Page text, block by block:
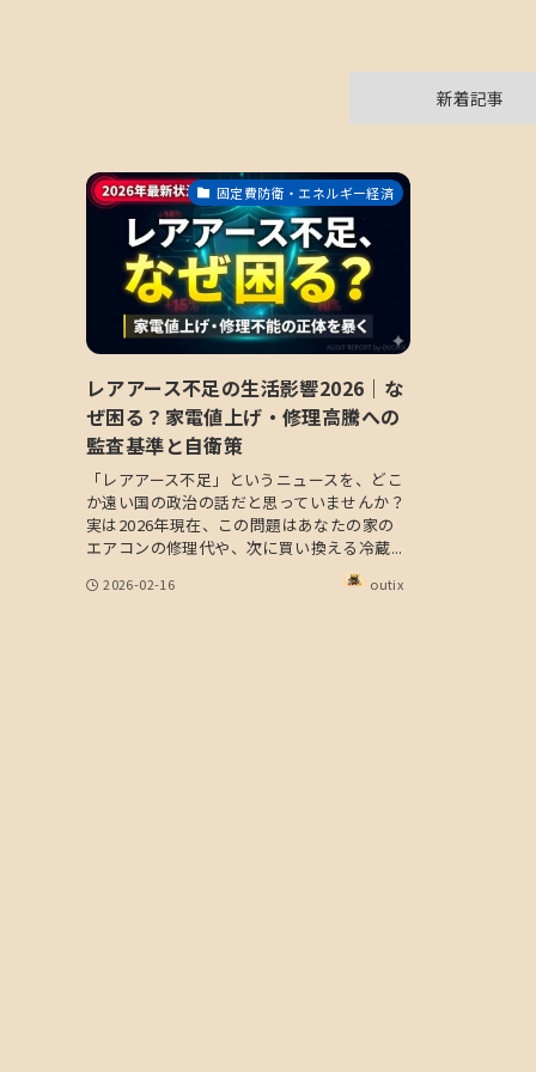
新着記事
固定費防衛・エネルギー経済
レアアース不足の生活影響2026｜な
ぜ困る？家電値上げ・修理高騰への
監査基準と自衛策
「レアアース不足」というニュースを、どこ
か遠い国の政治の話だと思っていませんか？
実は2026年現在、この問題はあなたの家の
エアコンの修理代や、次に買い換える冷蔵...
2026-02-16 outix